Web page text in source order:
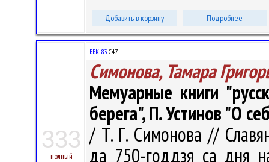
Добавить в корзину Подробнее
333
полный
ББК 83.С47
Симонова, Тамара
Мемуарные книги
берега", П. Устинов "О
/ Т. Г. Симонова //
да 750-годдзя са дня